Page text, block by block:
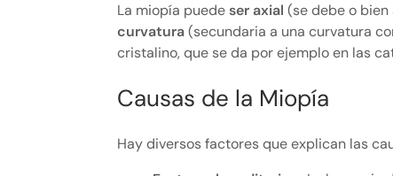
La miopía puedeser axial (se debe o
curvatura(secundaria a una curvatura
cristalino, que se da por ejemplo en las
Causas de la Miopía
Hay diversos factores que explican las